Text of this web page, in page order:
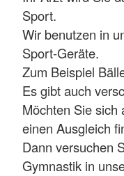
Sport.
Wir benutzen in
Sport-Geräte.
Zum Beispiel
Es gibt auch
Möchten Sie sich
einen Ausgleich
Dann versuchen
Gymnastik in